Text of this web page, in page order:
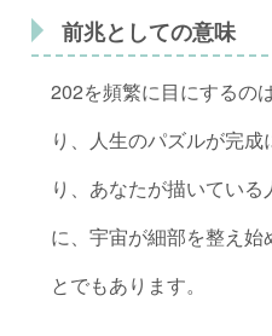
前兆としての意味
202を頻繁に目にするの
り、人生のパズルが完
り、あなたが描いてい
に、宇宙が細部を整え始
とでもあります。